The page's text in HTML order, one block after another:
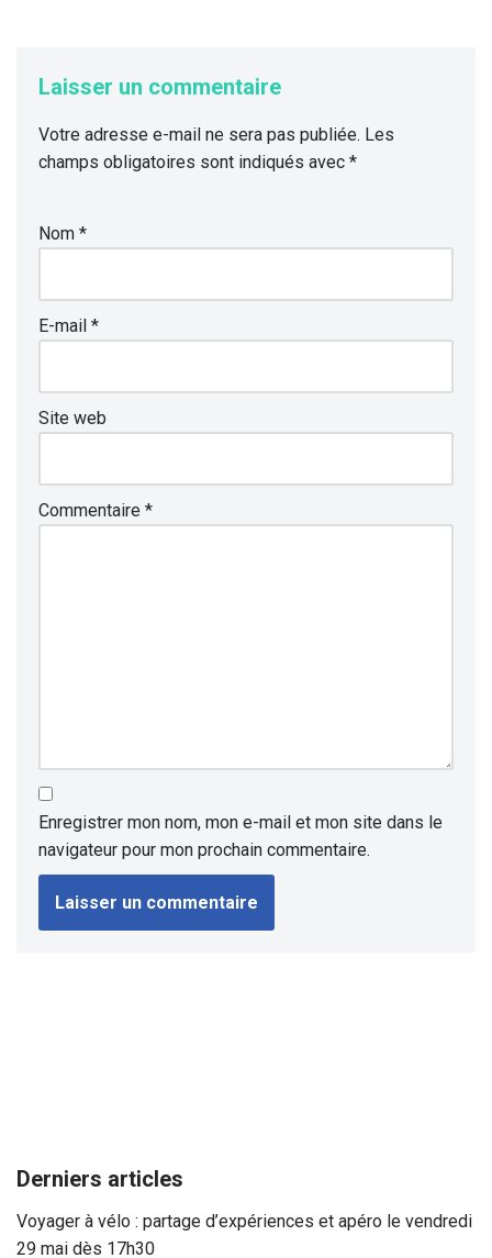
Laisser un commentaire
Votre adresse e-mail ne sera pas publiée. Les
champs obligatoires sont indiqués avec *
Nom *
E-mail *
Site web
Commentaire *
Enregistrer mon nom, mon e-mail et mon site dans le
navigateur pour mon prochain commentaire.
Derniers articles
Voyager à vélo : partage d’expériences et apéro le vendredi
29 mai dès 17h30